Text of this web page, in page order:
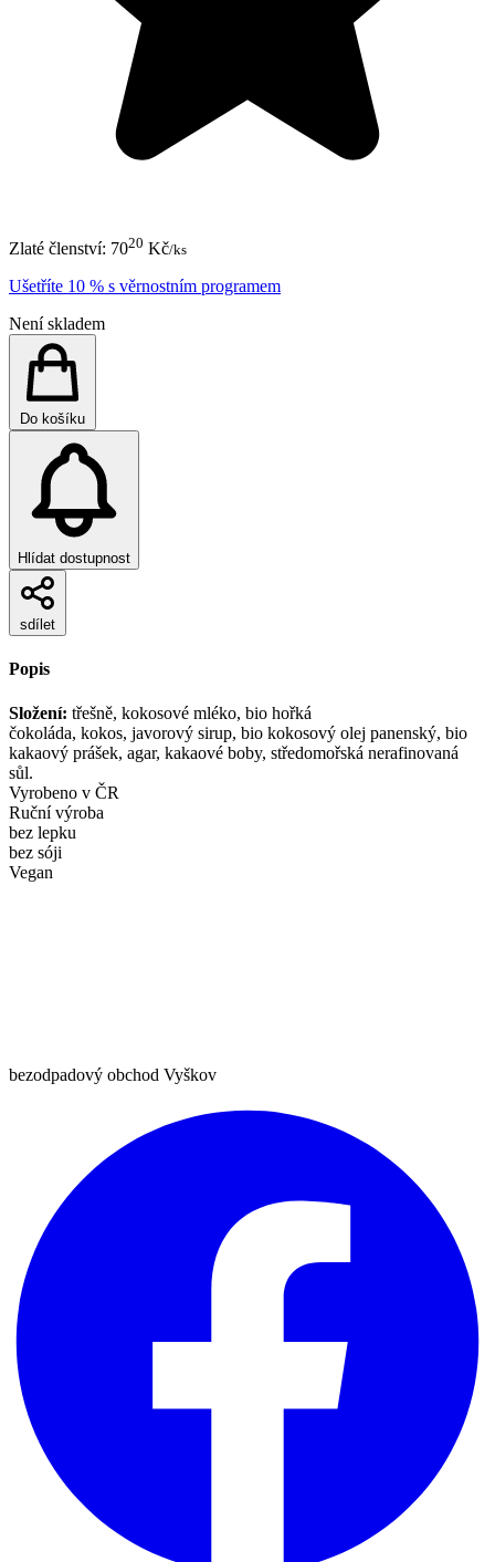
Zlaté členství: 7020 Kč/ks
Ušetříte 10 % s věrnostním programem
Není skladem
Do košíku
Hlídat dostupnost
sdílet
Popis
Složení: třešně, kokosové mléko, bio hořká
čokoláda, kokos, javorový sirup, bio kokosový olej panenský, bio
kakaový prášek, agar, kakaové boby, středomořská nerafinovaná
sůl.
Vyrobeno v ČR
Ruční výroba
bez lepku
bez sóji
Vegan
bezodpadový obchod Vyškov